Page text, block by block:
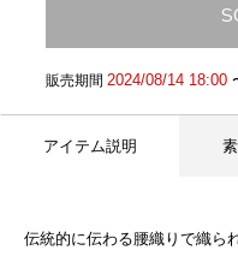
販売期間 2024/08/14 18:00
アイテム説明
伝統的に伝わる腰織りで織ら